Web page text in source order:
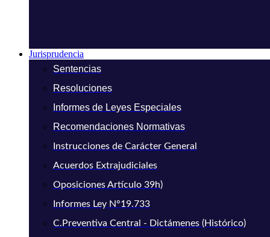
Jurisprudencia
Sentencias
Resoluciones
Informes de Leyes Especiales
Recomendaciones Normativas
Instrucciones de Carácter General
Acuerdos Extrajudiciales
Oposiciones Artículo 39h)
Informes Ley N°19.733
C.Preventiva Central - Dictámenes (Histórico)